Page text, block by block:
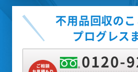
不用品回収の
プログレス
0120-